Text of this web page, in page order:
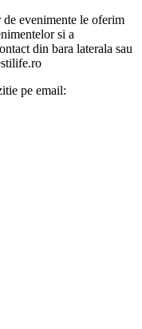
evenimente le oferim
si a
din bara laterala sau
pe email: